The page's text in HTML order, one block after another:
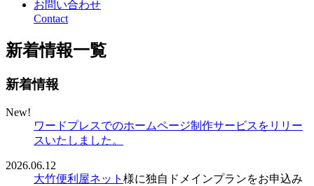
お問い合わせ
Contact
新着情報一覧
新着情報
New!
ワードプレスでのホームページ制作サービスをリリー
スいたしました。
2026.06.12
大竹便利屋ネット 様に独自ドメインプランをお申込み